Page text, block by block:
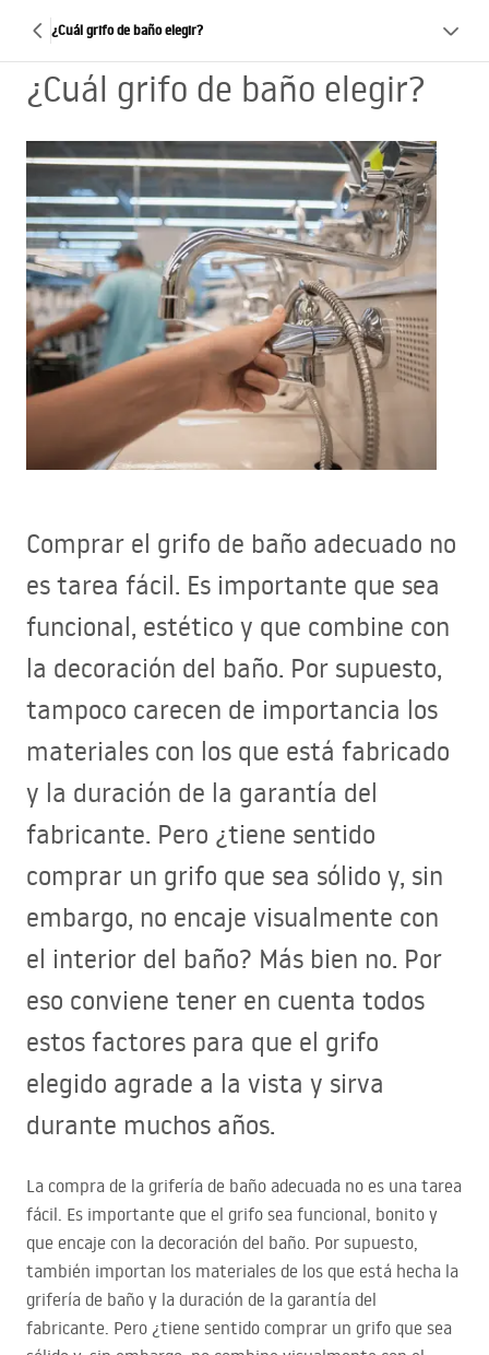
¿Cuál grifo de baño elegir?
¿Cuál grifo de baño elegir?
Comprar el grifo de baño adecuado no
es tarea fácil. Es importante que sea
funcional, estético y que combine con
la decoración del baño. Por supuesto,
tampoco carecen de importancia los
materiales con los que está fabricado
y la duración de la garantía del
fabricante. Pero ¿tiene sentido
comprar un grifo que sea sólido y, sin
embargo, no encaje visualmente con
el interior del baño? Más bien no. Por
eso conviene tener en cuenta todos
estos factores para que el grifo
elegido agrade a la vista y sirva
durante muchos años.
La compra de la grifería de baño adecuada no es una tarea
fácil. Es importante que el grifo sea funcional, bonito y
que encaje con la decoración del baño. Por supuesto,
también importan los materiales de los que está hecha la
grifería de baño y la duración de la garantía del
fabricante. Pero ¿tiene sentido comprar un grifo que sea